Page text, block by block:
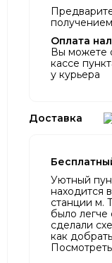
Оплата
Вы можете
кассе
у курьера
Доставка
Уютный
находится
станции м.
было легче
сделали
как